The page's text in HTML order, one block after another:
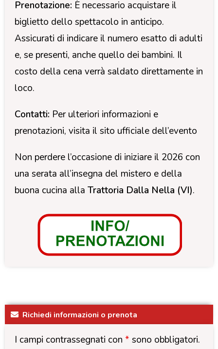
Prenotazione: È necessario acquistare il
biglietto dello spettacolo in anticipo.
Assicurati di indicare il numero esatto di adulti
e, se presenti, anche quello dei bambini. Il
costo della cena verrà saldato direttamente in
loco.
Contatti: Per ulteriori informazioni e
prenotazioni, visita il sito ufficiale dell’evento
Non perdere l’occasione di iniziare il 2026 con
una serata all’insegna del mistero e della
buona cucina alla Trattoria Dalla Nella (VI).
Richiedi informazioni o prenota
I campi contrassegnati con* sono obbligatori.